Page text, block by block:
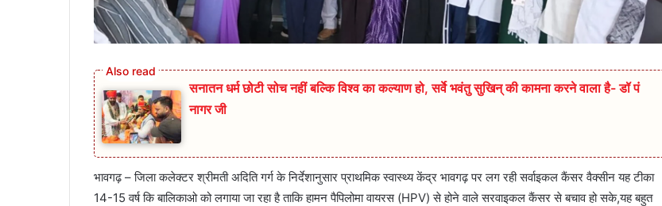
सनातन धर्म छोटी सोच नहीं बल्कि विश्व का कल्याण हो, सर्वे भवंतु सुखिन् की कामना करने वाला है- डॉ पं
नागर जी
भावगढ़ – जिला कलेक्टर श्रीमती अदिति गर्ग के निर्देशानुसार प्राथमिक स्वास्थ्य केंद्र भावगढ़ पर लग रही सर्वाइकल कैंसर वैक्सीन यह टीका
14-15 वर्ष कि बालिकाओ को लगाया जा रहा है ताकि हामन पैपिलोमा वायरस (HPV) से होने वाले सरवाइकल कैंसर से बचाव हो सके,यह बहुत